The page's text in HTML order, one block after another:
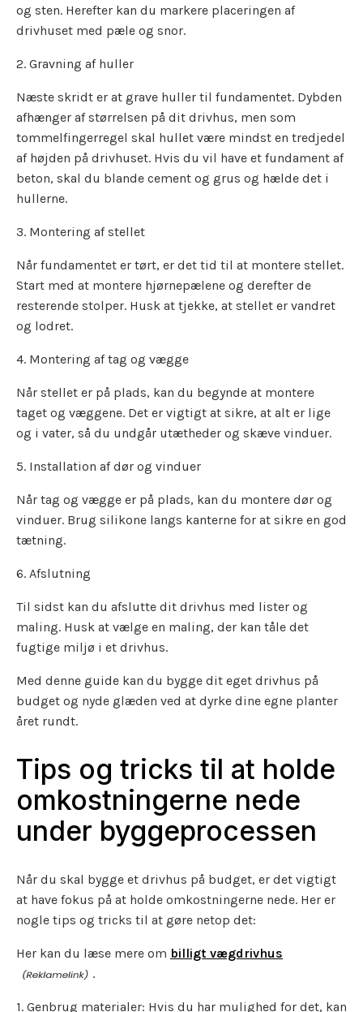
og sten. Herefter kan du markere placeringen af
drivhuset med pæle og snor.
2. Gravning af huller
Næste skridt er at grave huller til fundamentet. Dybden
afhænger af størrelsen på dit drivhus, men som
tommelfingerregel skal hullet være mindst en tredjedel
af højden på drivhuset. Hvis du vil have et fundament af
beton, skal du blande cement og grus og hælde det i
hullerne.
3. Montering af stellet
Når fundamentet er tørt, er det tid til at montere stellet.
Start med at montere hjørnepælene og derefter de
resterende stolper. Husk at tjekke, at stellet er vandret
og lodret.
4. Montering af tag og vægge
Når stellet er på plads, kan du begynde at montere
taget og væggene. Det er vigtigt at sikre, at alt er lige
og i vater, så du undgår utætheder og skæve vinduer.
5. Installation af dør og vinduer
Når tag og vægge er på plads, kan du montere dør og
vinduer. Brug silikone langs kanterne for at sikre en god
tætning.
6. Afslutning
Til sidst kan du afslutte dit drivhus med lister og
maling. Husk at vælge en maling, der kan tåle det
fugtige miljø i et drivhus.
Med denne guide kan du bygge dit eget drivhus på
budget og nyde glæden ved at dyrke dine egne planter
året rundt.
Tips og tricks til at holde
omkostningerne nede
under byggeprocessen
Når du skal bygge et drivhus på budget, er det vigtigt
at have fokus på at holde omkostningerne nede. Her er
nogle tips og tricks til at gøre netop det:
Her kan du læse mere om billigt vægdrivhus
.
1. Genbrug materialer: Hvis du har mulighed for det, kan